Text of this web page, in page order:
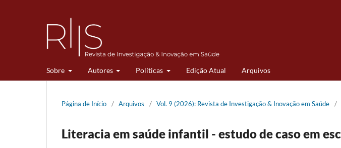
Sobre Autores Políticas Edição Atual Arquivos
Página de Início / Arquivos / Vol. 9 (2026): Revista de Investigação & Inovação em Saúde /
Literacia em saúde infantil - estudo de caso em